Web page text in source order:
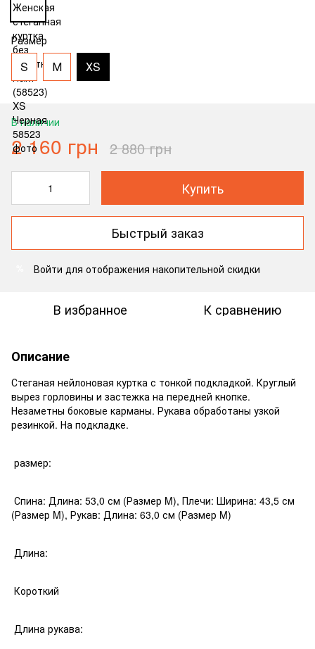
Размер
S М ХS
В наличии
2 160 грн 2 880 грн
Купить
Быстрый заказ
Войти для отображения накопительной скидки
В избранное К сравнению
Описание
Стеганая нейлоновая куртка с тонкой подкладкой. Круглый
вырез горловины и застежка на передней кнопке.
Незаметны боковые карманы. Рукава обработаны узкой
резинкой. На подкладке.
размер:
Спина: Длина: 53,0 см (Размер M), Плечи: Ширина: 43,5 см
(Размер M), Рукав: Длина: 63,0 см (Размер M)
Длина:
Короткий
Длина рукава: